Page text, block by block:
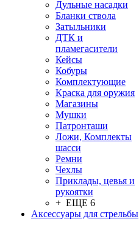
Дульные насадки
Бланки ствола
Затыльники
ДТК и
пламегасители
Кейсы
Кобуры
Комплектующие
Краска для оружия
Магазины
Мушки
Патронташи
Ложи, Комплекты
шасси
Ремни
Чехлы
Приклады, цевья и
рукоятки
+ ЕЩЕ 6
Аксессуары для стрельбы